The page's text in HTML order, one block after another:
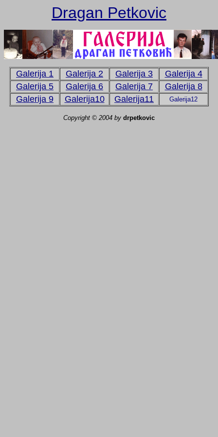
Dragan Petkovic
Galerija 1 Galerija 2 Galerija 3
Galerija 4
Galerija 5
Galerija 6 Galerija 7
Galerija 8
Galerija 9
Galerija10 Galerija11 Galerija12
Copyright © 2004 by drpetkovic